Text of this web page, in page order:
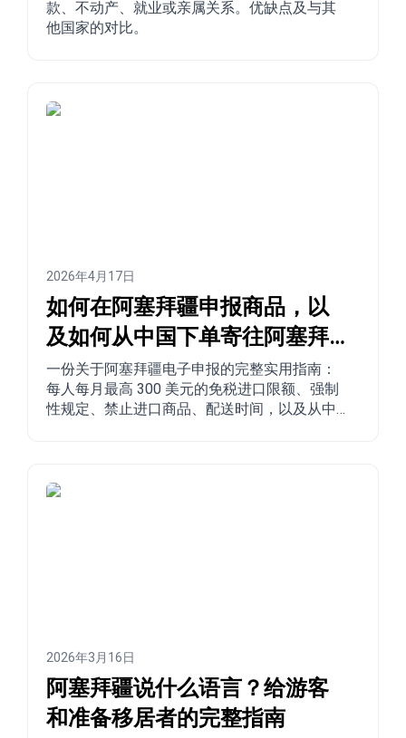
款、不动产、就业或亲属关系。优缺点及与其
他国家的对比。
2026年4月17日
如何在阿塞拜疆申报商品，以
及如何从中国下单寄往阿塞拜
疆？
一份关于阿塞拜疆电子申报的完整实用指南：
每人每月最高 300 美元的免税进口限额、强制
性规定、禁止进口商品、配送时间，以及从中
2026年3月16日
阿塞拜疆说什么语言？给游客
和准备移居者的完整指南